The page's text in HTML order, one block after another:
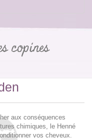
copines
aux conséquences
chimiques, le Henné
vos cheveux.